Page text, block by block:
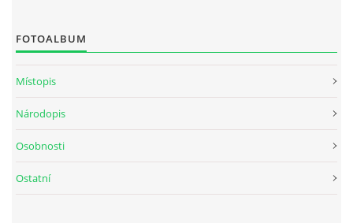
FOTOALBUM
Místopis
Národopis
Osobnosti
Ostatní